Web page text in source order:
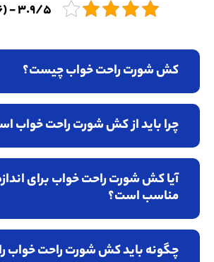
3.9/5 - (16 امتیاز)
کش شورت راحت خواب چیست؟
چرا باید از کش شورت راحت خواب
آیا کش شورت راحت خواب برای
مناسب است؟
چگونه باید کش شورت راحت خواب